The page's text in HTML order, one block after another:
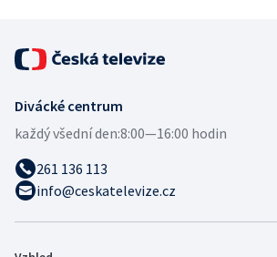
Divácké centrum
každý všední den:8:00—16:00 hodin
261 136 113
info@ceskatelevize.cz